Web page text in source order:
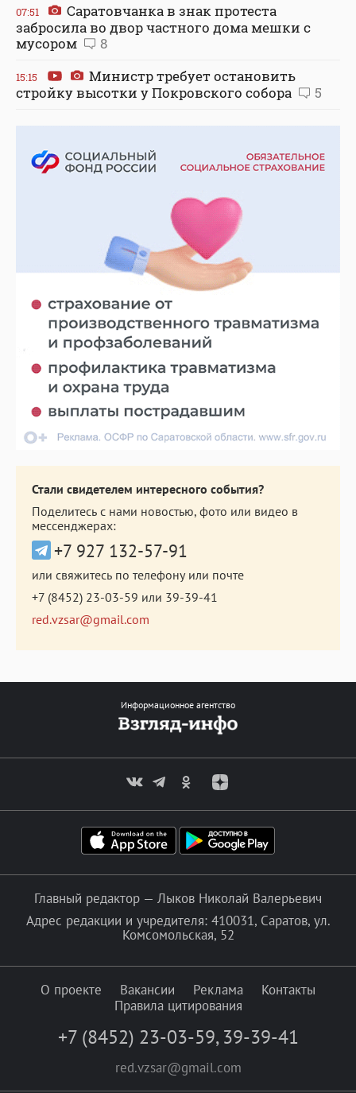
07:51
Саратовчанка в знак протеста
забросила во двор частного дома мешки с
мусором
8
15:15
Министр требует остановить
стройку высотки у Покровского собора
5
Стали свидетелем интересного события?
Поделитесь с нами новостью, фото или видео в
мессенджерах:
+7 927 132-57-91
или свяжитесь по телефону или почте
+7 (8452) 23-03-59 или 39-39-41
red.vzsar@gmail.com
Информационное агентство
Главный редактор — Лыков Николай Валерьевич
Адрес редакции и учредителя: 410031, Саратов, ул.
Комсомольская, 52
О проекте Вакансии Реклама
Контакты
Правила цитирования
+7 (8452) 23-03-59, 39-39-41
red.vzsar@gmail.com